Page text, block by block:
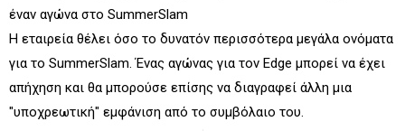
έναν αγώνα στο SummerSlam
Η εταιρεία θέλει όσο το δυνατόν περισσότερα μεγάλα ονόματα
για το SummerSlam. Ένας αγώνας για τον Edge μπορεί να έχει
απήχηση και θα μπορούσε επίσης να διαγραφεί άλλη μια
"υποχρεωτική" εμφάνιση από το συμβόλαιο του.